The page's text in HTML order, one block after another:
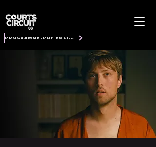
PROGRAMME .PDF EN LIGNE